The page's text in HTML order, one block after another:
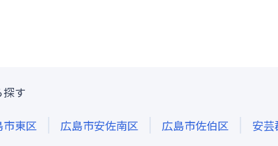
す
市東区 広島市安佐南区 広島市佐伯区 安